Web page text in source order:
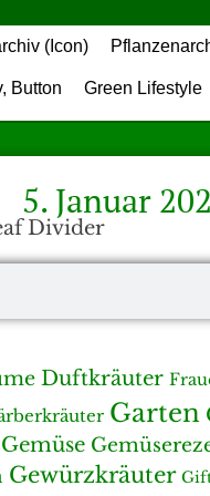
Green Lifestyle
5. Januar
Duftkräuter
Garten
Gemüse
Gewürzkräuter